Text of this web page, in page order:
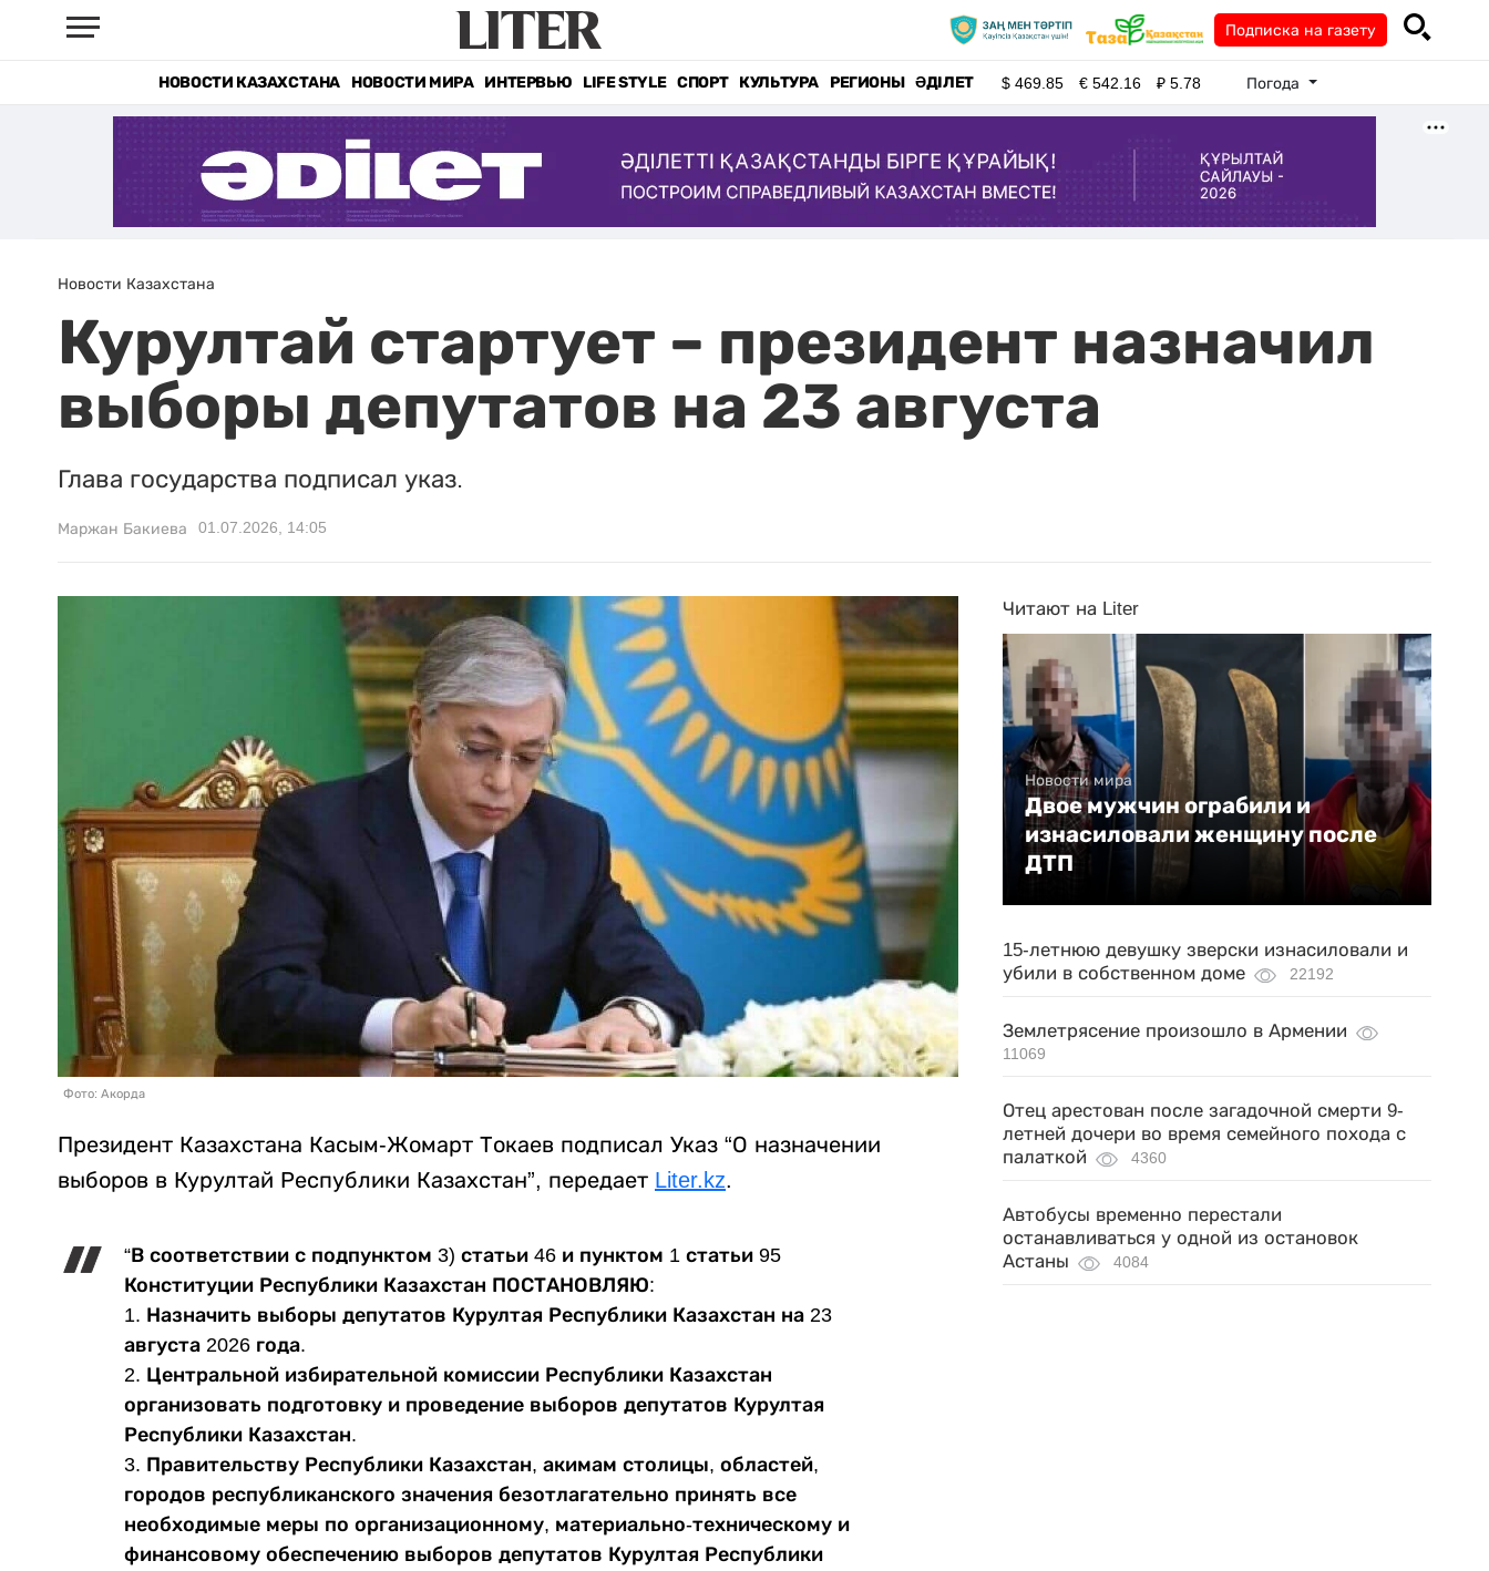
Подписка на газету
НОВОСТИ КАЗАХСТАНА НОВОСТИ МИРА ИНТЕРВЬЮ LIFE STYLE СПОРТ КУЛЬТУРА РЕГИОНЫ ӘДІЛЕТ $469.85 €542.16 ₽5.78 Погода
Новости Казахстана
Курултай стартует – президент назначил
выборы депутатов на 23 августа
Глава государства подписал указ.
Маржан Бакиева 01.07.2026, 14:05
Фото: Акорда
Президент Казахстана Касым-Жомарт Токаев подписал Указ “О назначении
выборов в Курултай Республики Казахстан”, передает Liter.kz.
“В соответствии с подпунктом 3) статьи 46 и пунктом 1 статьи 95
Конституции Республики Казахстан ПОСТАНОВЛЯЮ:
1. Назначить выборы депутатов Курултая Республики Казахстан на 23
августа 2026 года.
2. Центральной избирательной комиссии Республики Казахстан
организовать подготовку и проведение выборов депутатов Курултая
Республики Казахстан.
3. Правительству Республики Казахстан, акимам столицы, областей,
городов республиканского значения безотлагательно принять все
необходимые меры по организационному, материально-техническому и
финансовому обеспечению выборов депутатов Курултая Республики
Читают на Liter
Новости мира
Двое мужчин ограбили и
изнасиловали женщину после
ДТП
15-летнюю девушку зверски изнасиловали и
убили в собственном доме
22192
Землетрясение произошло в Армении
11069
Отец арестован после загадочной смерти 9-
летней дочери во время семейного похода с
палаткой
4360
Автобусы временно перестали
останавливаться у одной из остановок
Астаны
4084